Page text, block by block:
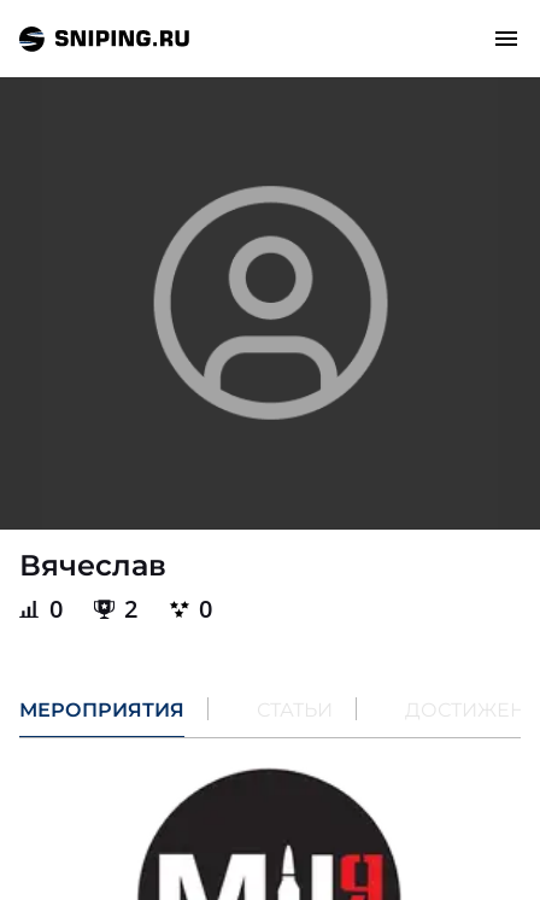
ТИРЫ И СТРЕЛЬБИЩА
О НАС
Вячеслав
0 2 0
МЕРОПРИЯТИЯ СТАТЬИ